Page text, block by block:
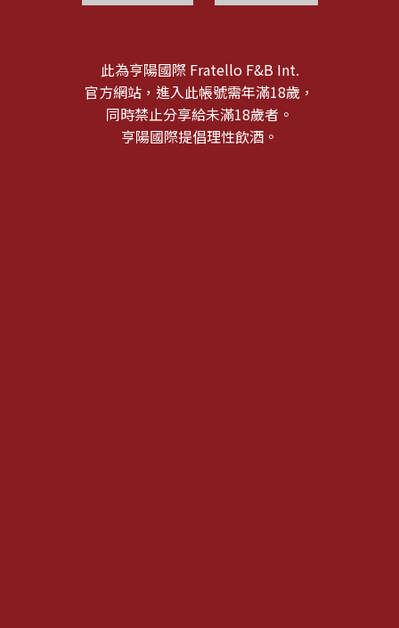
此為亨陽國際 Fratello F&B Int.
官方網站，進入此帳號需年滿18歲，
同時禁止分享給未滿18歲者。
亨陽國際提倡理性飲酒。